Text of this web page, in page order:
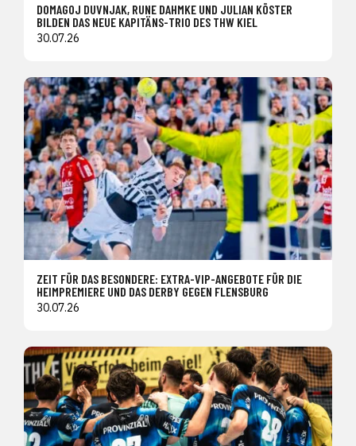
DOMAGOJ DUVNJAK, RUNE DAHMKE UND JULIAN KÖSTER
BILDEN DAS NEUE KAPITÄNS-TRIO DES THW KIEL
30.07.26
ZEIT FÜR DAS BESONDERE: EXTRA-VIP-ANGEBOTE FÜR DIE
HEIMPREMIERE UND DAS DERBY GEGEN FLENSBURG
30.07.26